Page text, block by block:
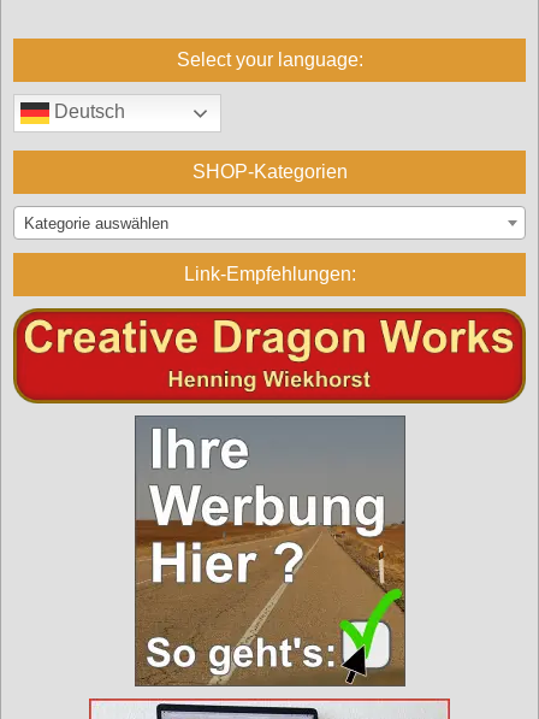
Select your language:
Deutsch
SHOP-Kategorien
Kategorie auswählen
Link-Empfehlungen: